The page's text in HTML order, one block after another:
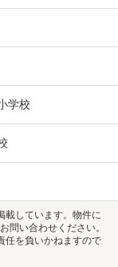
学校
載しています。物件に
問い合わせください。
任を負いかねますので